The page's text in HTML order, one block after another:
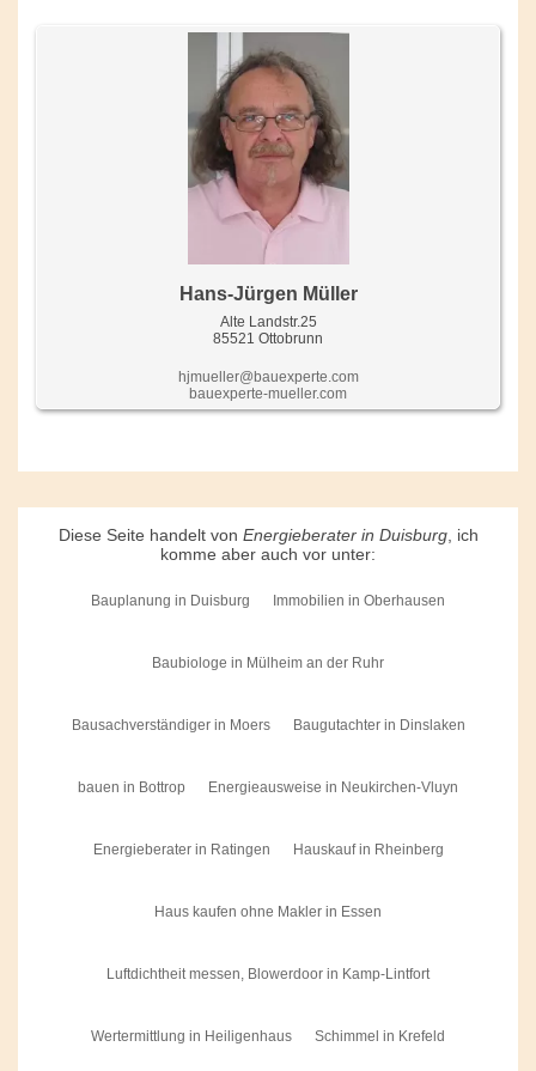
Hans-Jürgen Müller
Alte Landstr.25
85521 Ottobrunn
hjmueller@bauexperte.com
bauexperte-mueller.com
Diese Seite handelt von Energieberater in Duisburg, ich
komme aber auch vor unter:
Bauplanung in Duisburg Immobilien in Oberhausen
Baubiologe in Mülheim an der Ruhr
Bausachverständiger in Moers Baugutachter in Dinslaken
bauen in Bottrop Energieausweise in Neukirchen-Vluyn
Energieberater in Ratingen Hauskauf in Rheinberg
Haus kaufen ohne Makler in Essen
Luftdichtheit messen, Blowerdoor in Kamp-Lintfort
Wertermittlung in Heiligenhaus Schimmel in Krefeld